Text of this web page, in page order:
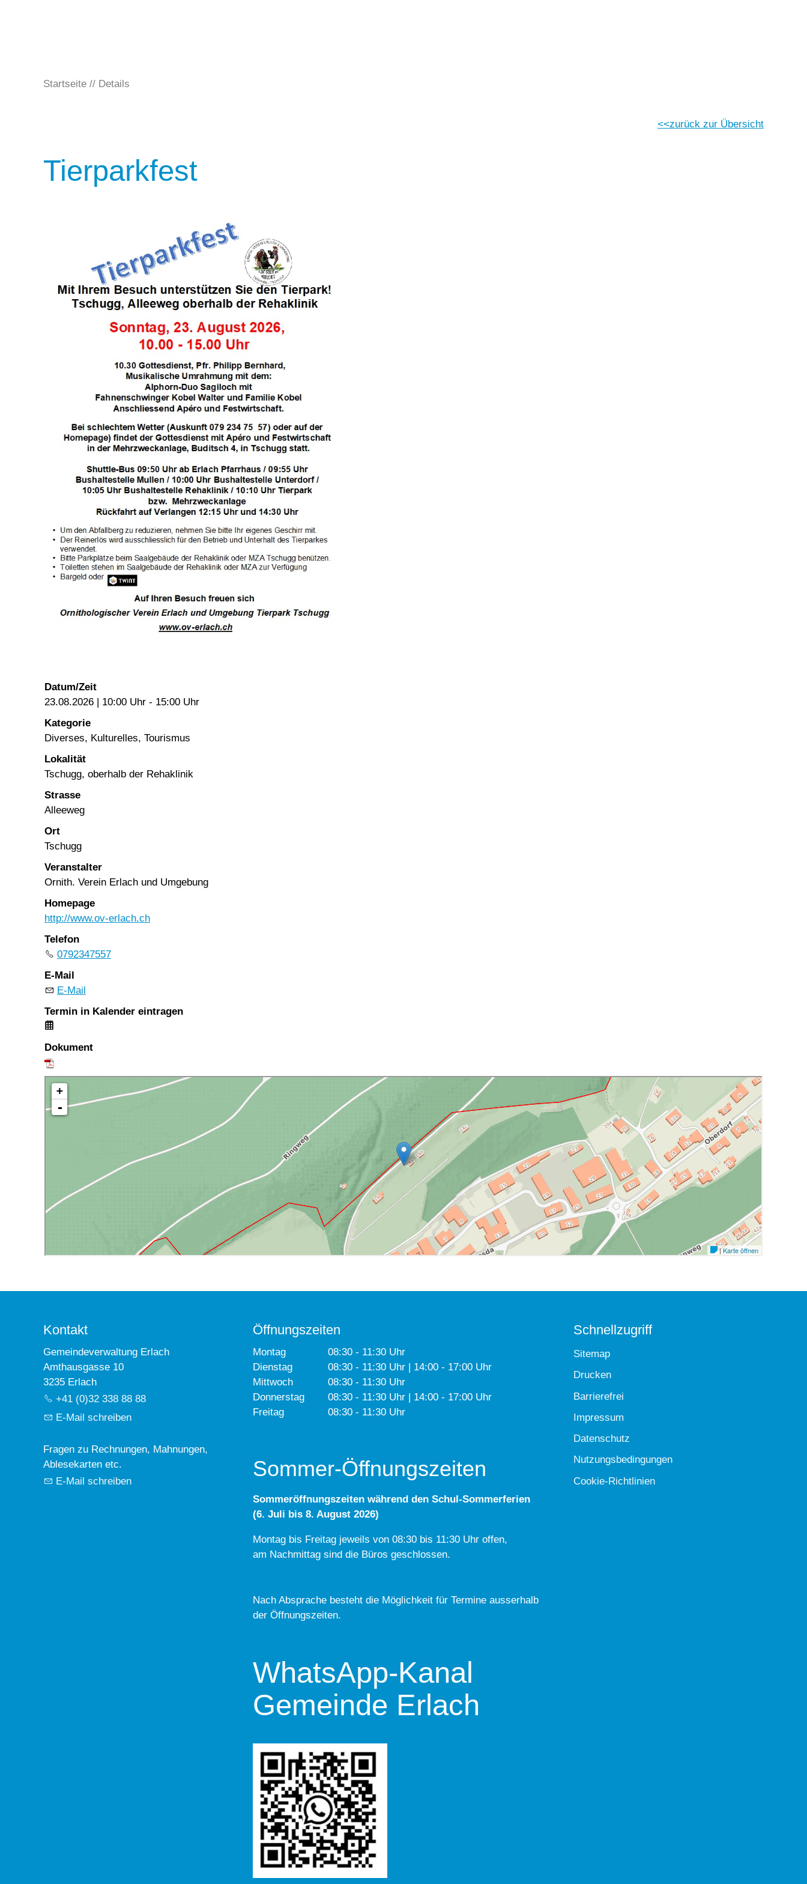
Startseite Details
zurück zur Übersicht
Tierparkfest
Datum/Zeit
23.08.2026 | 10:00 Uhr - 15:00 Uhr
Kategorie
Diverses, Kulturelles, Tourismus
Lokalität
Tschugg, oberhalb der Rehaklinik
Strasse
Alleeweg
Ort
Tschugg
Veranstalter
Ornith. Verein Erlach und Umgebung
Homepage
http://www.ov-erlach.ch
Telefon
0792347557
E-Mail
E-Mail
Termin in Kalender eintragen
Dokument
Kontakt
Gemeindeverwaltung Erlach
Amthausgasse 10
3235 Erlach
+41 (0)32 338 88 88
E-Mail schreiben
Fragen zu Rechnungen, Mahnungen,
Ablesekarten etc.
E-Mail schreiben
Öffnungszeiten
Montag
Dienstag
Mittwoch
Donnerstag
Freitag
08:30 - 11:30 Uhr
08:30 - 11:30 Uhr | 14:00 - 17:00 Uhr
08:30 - 11:30 Uhr
08:30 - 11:30 Uhr | 14:00 - 17:00 Uhr
08:30 - 11:30 Uhr
Sommer-Öffnungszeiten
Sommeröffnungszeiten während den Schul-Sommerferien
(6. Juli bis 8. August 2026)
Montag bis Freitag jeweils von 08:30 bis 11:30 Uhr offen,
am Nachmittag sind die Büros geschlossen.
Nach Absprache besteht die Möglichkeit für Termine ausserhalb
der Öffnungszeiten.
WhatsApp-Kanal
Gemeinde Erlach
Schnellzugriff
Sitemap
Drucken
Barrierefrei
Impressum
Datenschutz
Nutzungsbedingungen
Cookie-Richtlinien